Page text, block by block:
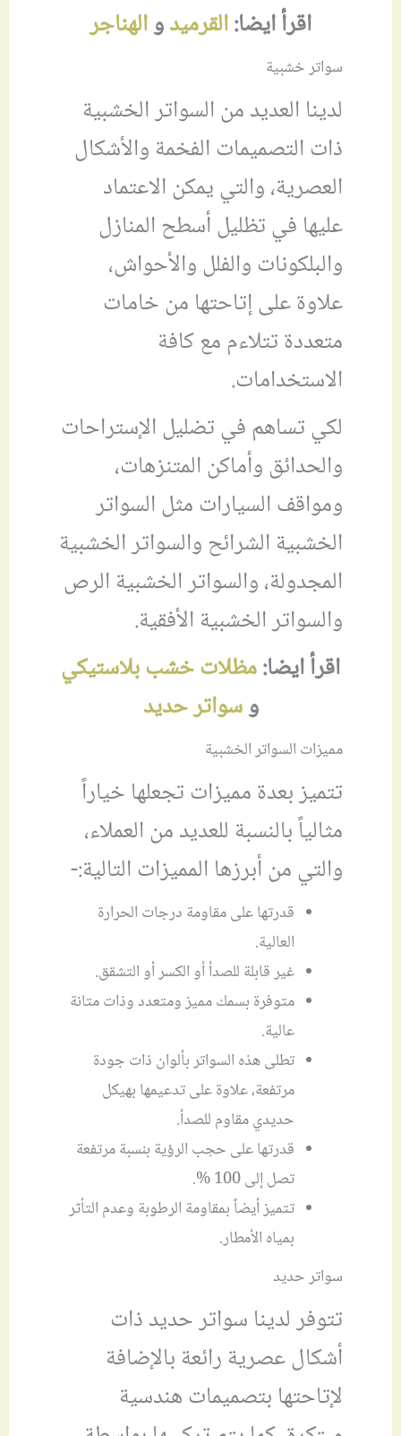
اقرأ ايضا:القرميدوالهناجر
سواتر خشبية
لدينا العديد من السواتر الخشبية
ذات التصميمات الفخمة والأشكال
العصرية، والتي يمكن الاعتماد
عليها في تظليل أسطح المنازل
والبلكونات والفلل والأحواش،
علاوة على إتاحتها من خامات
متعددة تتلاءم مع كافة
الاستخدامات.
لكي تساهم في تضليل الإستراحات
والحدائق وأماكن المتنزهات،
ومواقف السيارات مثل السواتر
الخشبية الشرائح والسواتر الخشبية
المجدولة، والسواتر الخشبية الرص
والسواتر الخشبية الأفقية.
اقرأ ايضا:مظلات خشب بلاستيكي
وسواتر حديد
مميزات السواتر الخشبية
تتميز بعدة مميزات تجعلها خياراً
مثالياً بالنسبة للعديد من العملاء،
والتي من أبرزها المميزات التالية:-
قدرتها على مقاومة درجات الحرارة
العالية.
غير قابلة للصدأ أو الكسر أو التشقق.
متوفرة بسمك مميز ومتعدد وذات متانة
عالية.
تطلى هذه السواتر بألوان ذات جودة
مرتفعة، علاوة على تدعيمها بهيكل
حديدي مقاوم للصدأ.
قدرتها على حجب الرؤية بنسبة مرتفعة
تصل إلى 100 %.
تتميز أيضاً بمقاومة الرطوبة وعدم التأثر
بمياه الأمطار.
سواتر حديد
تتوفر لدينا سواتر حديد ذات
أشكال عصرية رائعة بالإضافة
لإتاحتها بتصميمات هندسية